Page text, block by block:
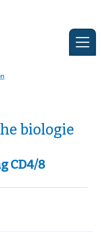
biologie
CD4/8